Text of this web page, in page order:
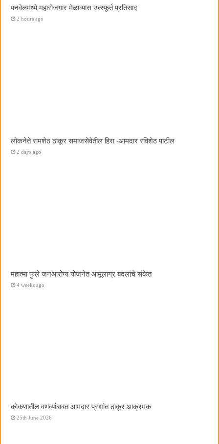
पनवेलमध्ये महारोजगार मेळाव्यास उत्स्फूर्त प्रतिसाद
2 hours ago
लोकनेते रामशेठ ठाकूर समाजसेवेतील हिरा -आमदार रविशेठ पाटील
2 days ago
महात्मा फुले जनआरोग्य योजनेत आमूलाग्र बदलांचे संकेत
4 weeks ago
कोकणातील वणव्यांबाबत आमदार प्रशांत ठाकूर आक्रमक
25th June 2026